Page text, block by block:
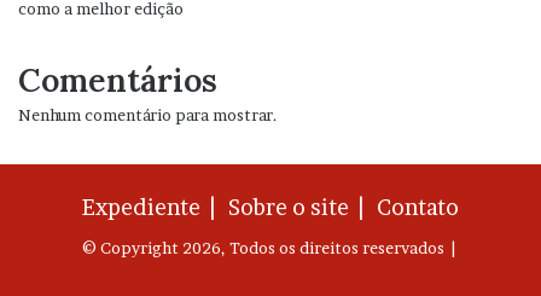
como a melhor edição
Comentários
Nenhum comentário para mostrar.
Expediente | Sobre o site | Contato
© Copyright 2026, Todos os direitos reservados |